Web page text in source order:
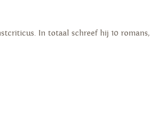
In totaal schreef hij 10 romans,